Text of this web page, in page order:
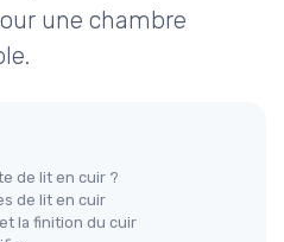
une chambre
de lit en cuir ?
de lit en cuir
la finition du cuir